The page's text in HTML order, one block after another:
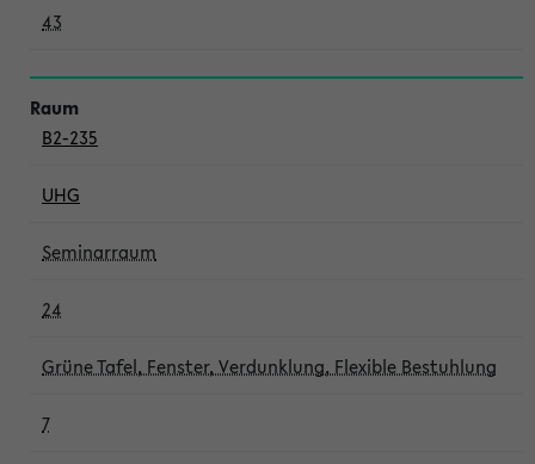
43
B2-235
UHG
Seminarraum
24
Grüne Tafel, Fenster, Verdunklung, Flexible Bestuhlung
7